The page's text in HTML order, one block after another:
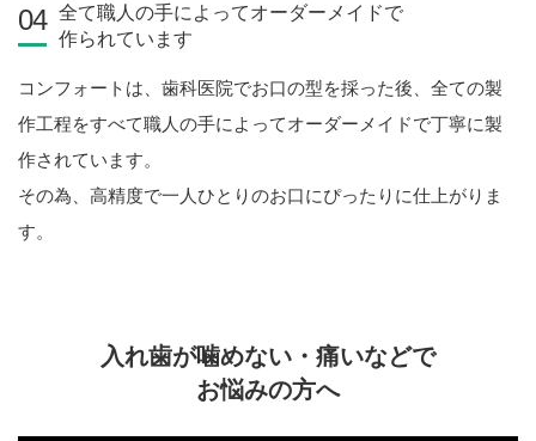
04 全て職人の手によってオーダーメイドで
作られています
コンフォートは、歯科医院でお口の型を採った後、全ての製
作工程をすべて職人の手によってオーダーメイドで丁寧に製
作されています。
その為、高精度で一人ひとりのお口にぴったりに仕上がりま
す。
入れ歯が噛めない・痛いなどで
お悩みの方へ